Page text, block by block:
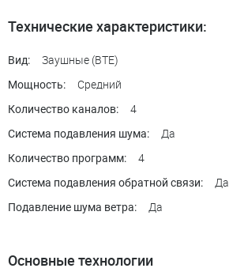
Технические характеристики:
Вид: Заушные (BTE)
Мощность: Средний
Количество каналов: 4
Система подавления шума: Да
Количество программ: 4
Система подавления обратной связи: Да
Подавление шума ветра: Да
Основные технологии